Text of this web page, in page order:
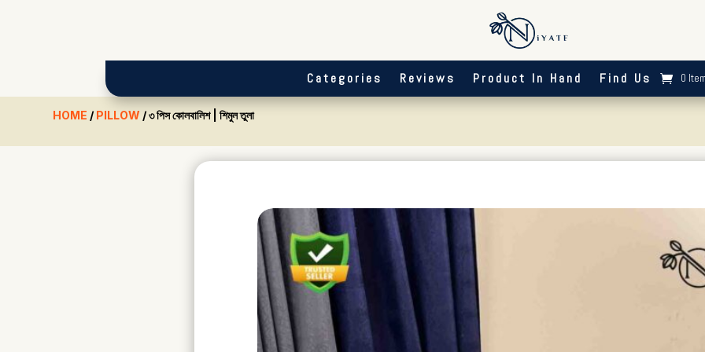
Categories Reviews Product In Hand Find Us 0
HOME / PILLOW / ৩ পিস কোলবালিশ | শিমুল তুলা